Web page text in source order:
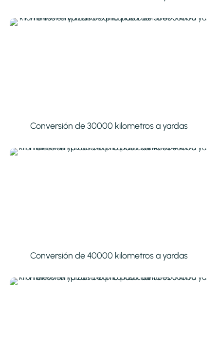
Conversión de 30000 kilometros a yardas
Conversión de 40000 kilometros a yardas